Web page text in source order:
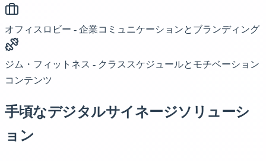
オフィスロビー - 企業コミュニケーションとブランディング
ジム・フィットネス - クラススケジュールとモチベーション
コンテンツ
手頃なデジタルサイネージソリューシ
ョン